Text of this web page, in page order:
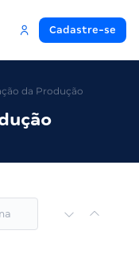
Cadastre-se
da Produção